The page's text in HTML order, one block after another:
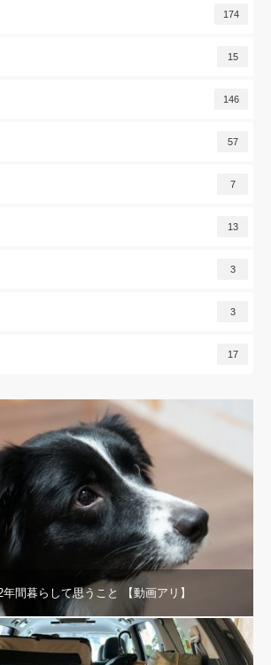
174
15
146
57
7
13
3
3
17
間暮らして思うこと 【動画アリ】